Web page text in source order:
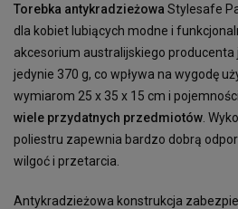
Torebka antykradzieżowa Stylesafe
dla kobiet lubiących modne i
akcesorium australijskiego
jedynie 370 g, co wpływa na wygodę
wymiarom 25 x 35 x 15 cm i pojemności
wiele przydatnych przedmiotów .
poliestru zapewnia bardzo dobrą
wilgoć i przetarcia.
Antykradzieżowa konstrukcja